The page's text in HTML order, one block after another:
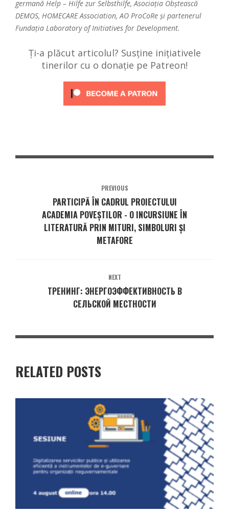
germană Help – Hilfe zur Selbsthilfe, Asociația Obștească
DEMOS, HOMECARE Association, AO ProCoRe și partenerul
Fundația Laboratory of Initiatives for Development.
Ți-a plăcut articolul? Susține inițiativele
tinerilor cu o donație pe Patreon!
PREVIOUS
PARTICIPĂ ÎN CADRUL PROIECTULUI
ACADEMIA POVEȘTILOR - O INCURSIUNE ÎN
LITERATURĂ PRIN MITURI, SIMBOLURI ȘI
METAFORE
NEXT
ТРЕНИНГ: ЭНЕРГОЭФФЕКТИВНОСТЬ В
СЕЛЬСКОЙ МЕСТНОСТИ
RELATED POSTS